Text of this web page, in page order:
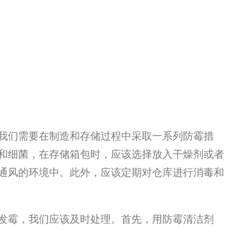
们需要在制造和存储过程中采取一系列防霉措
细菌，在存储箱包时，应该选择放入干燥剂或者
风的环境中。此外，应该定期对仓库进行消毒和
霉，我们应该及时处理。首先，用防霉清洁剂